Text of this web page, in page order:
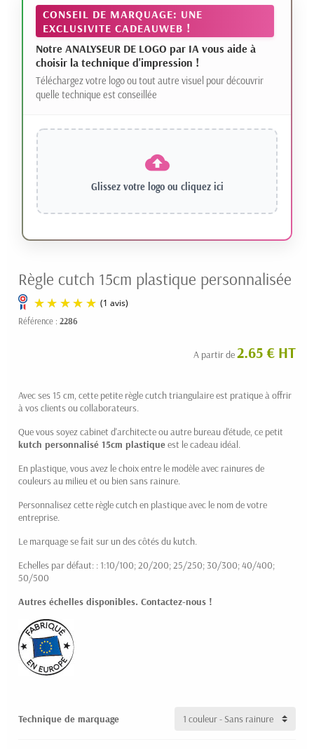
CONSEIL DE MARQUAGE: UNE
EXCLUSIVITE CADEAUWEB !
Notre ANALYSEUR DE LOGO par IA vous aide à
choisir la technique d'impression !
Téléchargez votre logo ou tout autre visuel pour découvrir
quelle technique est conseillée
Glissez votre logo ou cliquez ici
Règle cutch 15cm plastique personnalisée
(1 avis)
Référence : 2286
A partir de2.65 € HT
Avec ses 15 cm, cette petite règle cutch triangulaire est pratique à offrir
à vos clients ou collaborateurs.
Que vous soyez cabinet d'architecte ou autre bureau d'étude, ce petit
kutch personnalisé 15cm plastiqueest le cadeau idéal.
En plastique, vous avez le choix entre le modèle avec rainures de
couleurs au milieu et ou bien sans rainure.
Personnalisez cette règle cutch en plastique avec le nom de votre
entreprise.
Le marquage se fait sur un des côtés du kutch.
Echelles par défaut: : 1:10/100; 20/200; 25/250; 30/300; 40/400;
50/500
Autres échelles disponibles. Contactez-nous !
Technique de marquage